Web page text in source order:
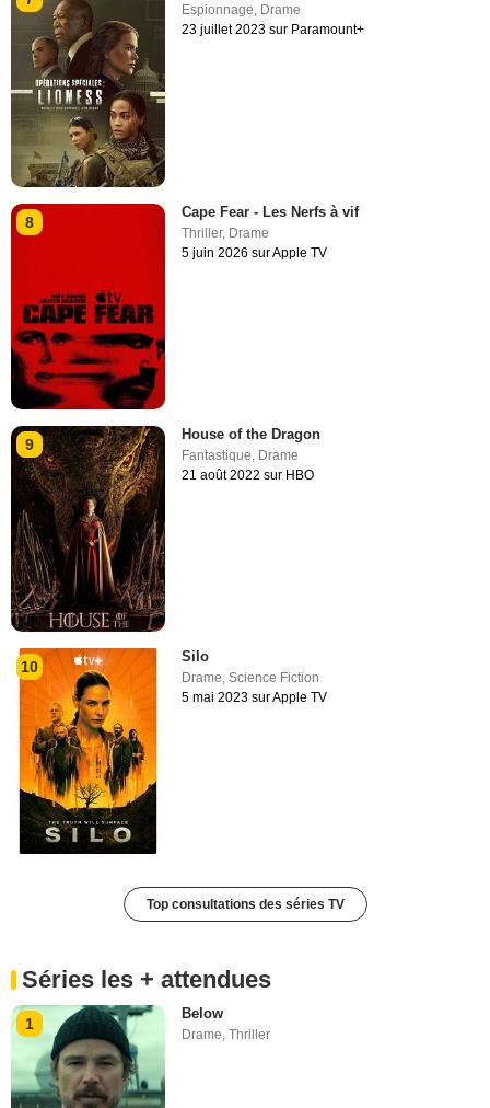
Espionnage, Drame
23 juillet 2023 sur Paramount+
8
Cape Fear - Les Nerfs à vif
Thriller, Drame
5 juin 2026 sur Apple TV
9
House of the Dragon
Fantastique, Drame
21 août 2022 sur HBO
10
Silo
Drame,Science Fiction
5 mai 2023 sur Apple TV
Top consultations des séries TV
Séries les + attendues
1
Below
Drame,Thriller